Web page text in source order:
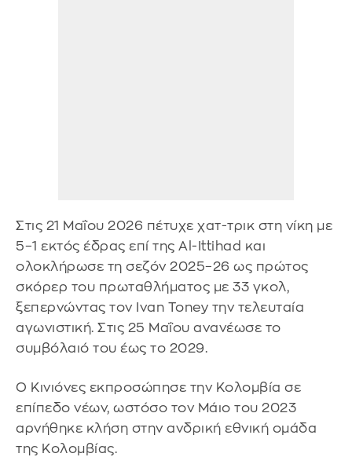
Στις 21 Μαΐου 2026 πέτυχε χατ-τρικ στη νίκη με
5–1 εκτός έδρας επί της Al-Ittihad και
ολοκλήρωσε τη σεζόν 2025–26 ως πρώτος
σκόρερ του πρωταθλήματος με 33 γκολ,
ξεπερνώντας τον Ivan Toney την τελευταία
αγωνιστική. Στις 25 Μαΐου ανανέωσε το
συμβόλαιό του έως το 2029.
Ο Κινιόνες εκπροσώπησε την Κολομβία σε
επίπεδο νέων, ωστόσο τον Μάιο του 2023
αρνήθηκε κλήση στην ανδρική εθνική ομάδα
της Κολομβίας.